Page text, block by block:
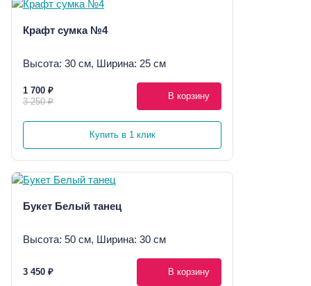
Крафт сумка №4
Высота: 30 см, Ширина: 25 см
1 700 ₽
3 250 ₽
В корзину
Купить в 1 клик
Букет Белый танец
Высота: 50 см, Ширина: 30 см
3 450 ₽ В корзину